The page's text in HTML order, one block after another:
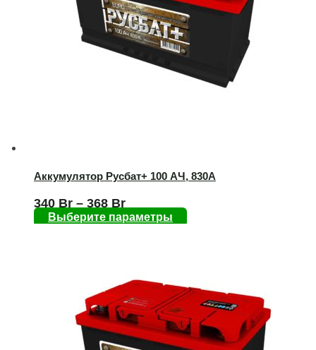
Аккумулятор Русбат+ 100 AЧ, 830А
340 Br – 368 Br
Выберите параметры